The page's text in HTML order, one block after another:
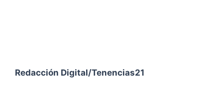
Redacción Digital/Tenencias21